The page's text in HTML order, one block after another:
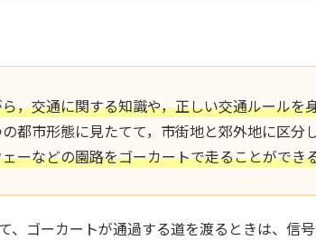
，交通に関する知識や，正しい交通ルールを
都市形態に見たてて，市街地と郊外地に区分
ーなどの園路をゴーカートで走ることができ
、ゴーカートが通過する道を渡るときは、信